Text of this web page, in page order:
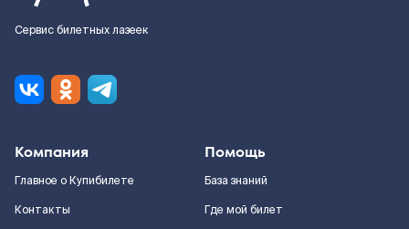
Сервис билетных лазеек
Компания
Главное о Купибилете
Контакты
Помощь
База знаний
Где мой билет